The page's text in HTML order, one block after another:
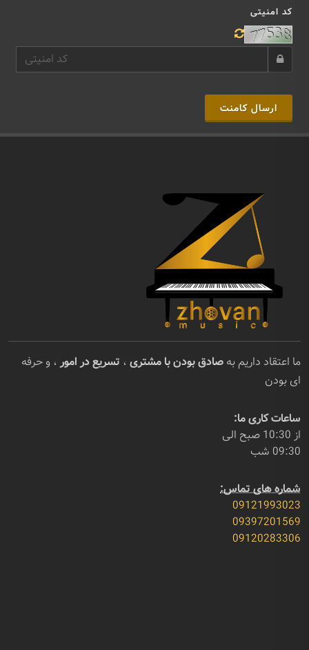
کد امنیتی
ارسال کامنت
ما اعتقاد داریم به صادق بودن با مشتری ، تسریع در امور ، و حرفه
ای بودن
ساعات کاری ما:
از 10:30 صبح الی
09:30 شب
شماره های تماس:
09121993023
09397201569
09120283306